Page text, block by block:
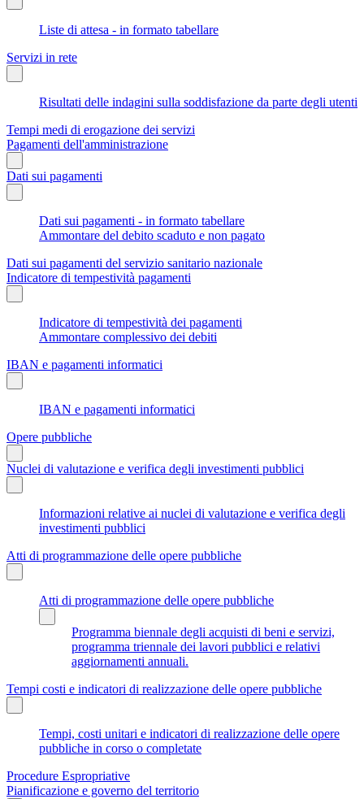
Liste di attesa - in formato tabellare
Servizi in rete
Risultati delle indagini sulla soddisfazione da parte degli utenti
Tempi medi di erogazione dei servizi
Pagamenti dell'amministrazione
Dati sui pagamenti
Dati sui pagamenti - in formato tabellare
Ammontare del debito scaduto e non pagato
Dati sui pagamenti del servizio sanitario nazionale
Indicatore di tempestività pagamenti
Indicatore di tempestività dei pagamenti
Ammontare complessivo dei debiti
IBAN e pagamenti informatici
IBAN e pagamenti informatici
Opere pubbliche
Nuclei di valutazione e verifica degli investimenti pubblici
Informazioni relative ai nuclei di valutazione e verifica degli
investimenti pubblici
Atti di programmazione delle opere pubbliche
Atti di programmazione delle opere pubbliche
Programma biennale degli acquisti di beni e servizi,
programma triennale dei lavori pubblici e relativi
aggiornamenti annuali.
Tempi costi e indicatori di realizzazione delle opere pubbliche
Tempi, costi unitari e indicatori di realizzazione delle opere
pubbliche in corso o completate
Procedure Espropriative
Pianificazione e governo del territorio